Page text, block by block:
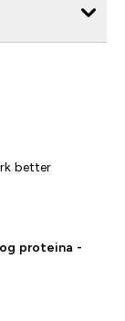
better
proteina -